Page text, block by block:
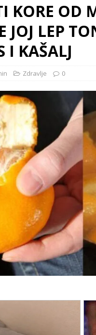
KORE OD
JOJ LEP
I KAŠALJ
Zdravlje 0